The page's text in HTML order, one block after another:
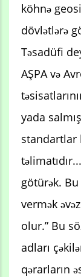
köhnə
dövlətlərə
Təsadüfi
AŞPA və
yada
standartlar
götürək.
vermək
olur.” Bu
adları
qərarların